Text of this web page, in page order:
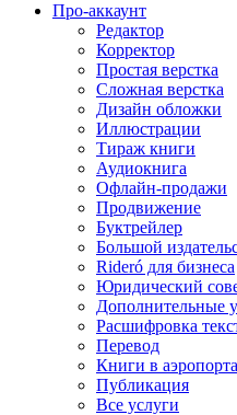
Про-аккаунт
Редактор
Корректор
Простая верстка
Сложная верстка
Дизайн обложки
Иллюстрации
Тираж книги
Аудиокнига
Офлайн-продажи
Продвижение
Буктрейлер
Большой
Rideró для бизнеса
Юридический
Дополнительные
Расшифровка
Перевод
Книги в
Публикация
Все услуги